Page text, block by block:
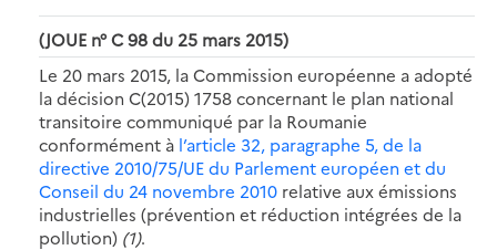
(JOUE n° C 98 du 25 mars 2015)
Le 20 mars 2015, la Commission européenne a adopté
la décision C(2015) 1758 concernant le plan national
transitoire communiqué par la Roumanie
conformément à l’article 32, paragraphe 5, de la
directive 2010/75/UE du Parlement européen et du
Conseil du 24 novembre 2010 relative aux émissions
industrielles (prévention et réduction intégrées de la
pollution) (1).